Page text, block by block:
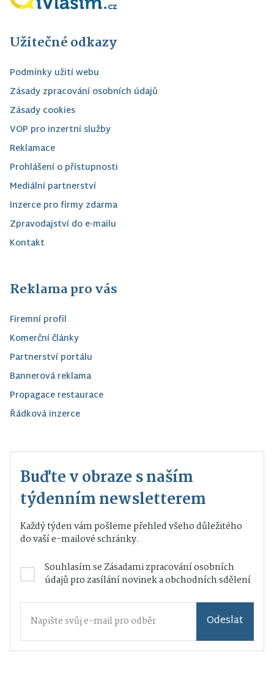
Užitečné odkazy
Podmínky užití webu
Zásady zpracování osobních údajů
Zásady cookies
VOP pro inzertní služby
Reklamace
Prohlášení o přístupnosti
Mediální partnerství
Inzerce pro firmy zdarma
Zpravodajství do e-mailu
Kontakt
Reklama pro vás
Firemní profil
Komerční články
Partnerství portálu
Bannerová reklama
Propagace restaurace
Řádková inzerce
Buďte v obraze s naším
týdenním newsletterem
Každý týden vám pošleme přehled všeho důležitého
do vaší e-mailové schránky.
Souhlasím seZásadami zpracování osobních
údajůpro zasílání novinek a obchodních sdělení
Odeslat